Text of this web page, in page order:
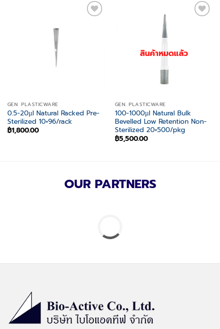
GEN. PLASTICWARE
0.5-20µl Natural Racked Pre-
Sterilized 10×96/rack
฿1,800.00
สินค้าหมดแล้ว
GEN. PLASTICWARE
100-1000µl Natural Bulk
Bevelled Low Retention Non-
Sterilized 20×500/pkg
฿5,500.00
OUR PARTNERS